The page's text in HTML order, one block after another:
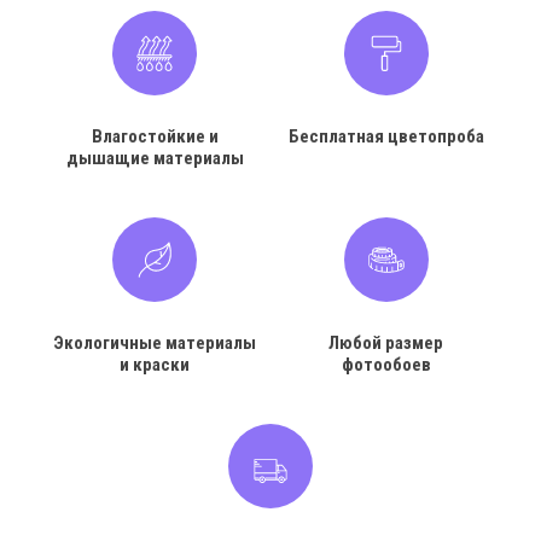
Влагостойкие и
дышащие материалы
Бесплатная цветопроба
Экологичные материалы
и краски
Любой размер
фотообоев